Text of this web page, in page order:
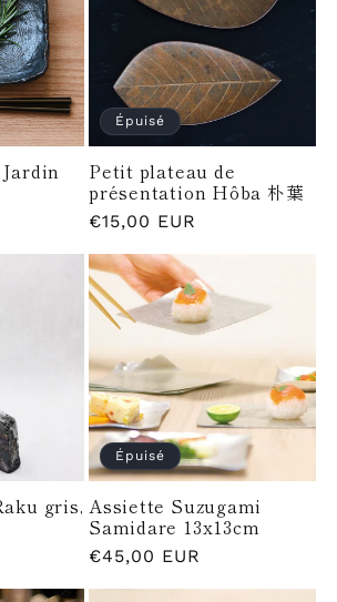
Épuisé
Petit plateau de
présentation Hôba 朴葉
Prix
€15,00 EUR
gris,
Épuisé
Assiette Suzugami
Samidare 13x13cm
Prix
€45,00 EUR